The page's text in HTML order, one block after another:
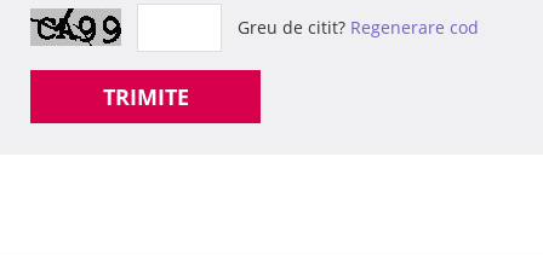
Greu de citit? Regenerare cod
TRIMITE